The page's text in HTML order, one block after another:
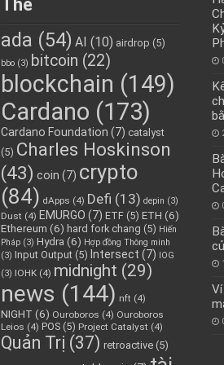
Thẻ
ada (54) AI (10) airdrop (5)
bbo(3) bitcoin (22)
blockchain (149)
Cardano (173)
Cardano Foundation (7) catalyst
(5) Charles Hoskinson
(43) coin (7) crypto
(84) dApps (4) Defi (13) depin (3)
Dust (4) EMURGO (7) ETF(5) ETH (6)
Ethereum (6) hard fork chang (5) Hiến
Pháp(3) Hydra (6) Hợp đồng Thông minh
(3) Input Output(5) Intersect (7) IOG
(3) IOHK(4) midnight (29)
news (144) nft (4)
NIGHT (6) Ouroboros (4) Ouroboros
Leios (4) POS(5) Project Catalyst (4)
Quản Trị (37) retroactive(5)